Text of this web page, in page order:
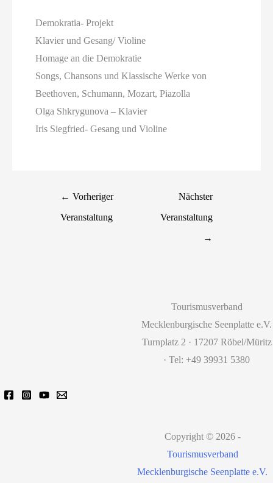
Demokratia- Projekt
Klavier und Gesang/ Violine
Homage an die Demokratie
Songs, Chansons und Klassische Werke von
Beethoven, Schumann, Mozart, Piazolla
Olga Shkrygunova – Klavier
Iris Siegfried- Gesang und Violine
← Vorheriger
Veranstaltung
Nächster
Veranstaltung
→
Tourismusverband
Mecklenburgische Seenplatte e.V.
Turnplatz 2 · 17207 Röbel/Müritz
· Tel: +49 39931 5380
Copyright © 2026 -
Tourismusverband
Mecklenburgische Seenplatte e.V.